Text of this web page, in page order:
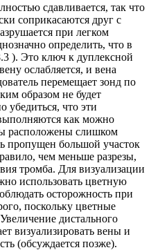
сдавливается, так что
соприкасаются друг с
при легком
определить, что в
). Это ключ к дуплексной
ослабляется, и вена
перемещает зонд по
образом не будет
убедиться, что эти
как можно
расположены слишком
пропущен большой участок
чем меньше разрезы,
тромба. Для визуализации
использовать цветную
осторожность при
поскольку цветные
дистального
визуализировать вены и
(обсуждается позже).